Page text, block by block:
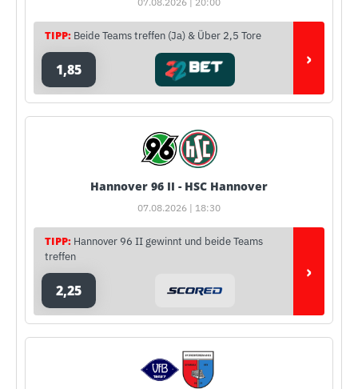
TIPP: Beide Teams treffen (Ja) & Über 2,5 Tore
1,85 ›
Hannover 96 II - HSC Hannover
07.08.2026 | 18:30
TIPP: Hannover 96 II gewinnt und beide Teams
treffen
2,25
›